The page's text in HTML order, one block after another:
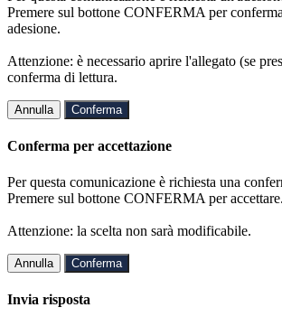
Premere sul bottone CONFERMA per
adesione.
Attenzione: è necessario aprire l'allegato (se
conferma di lettura.
Annulla Conferma
Conferma per accettazione
Per questa comunicazione è richiesta una
Premere sul bottone CONFERMA per accettare.
Attenzione: la scelta non sarà modificabile.
Annulla Conferma
Invia risposta